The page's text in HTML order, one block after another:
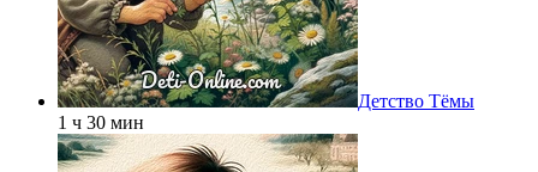
Детство Тёмы
1 ч 30 мин